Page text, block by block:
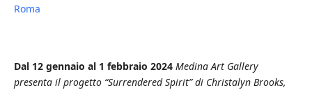
Roma
Dal 12 gennaio al 1 febbraio 2024 Medina Art Gallery
presenta il progetto “Surrendered Spirit” di Christalyn Brooks,